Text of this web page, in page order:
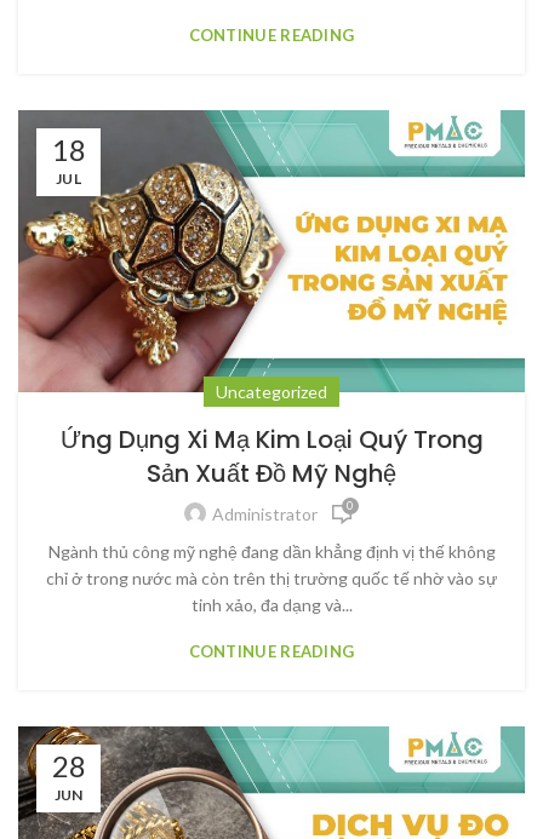
CONTINUE READING
18
JUL
Uncategorized
Ứng Dụng Xi Mạ Kim Loại Quý Trong
Sản Xuất Đồ Mỹ Nghệ
Administrator 0
Ngành thủ công mỹ nghệ đang dần khẳng định vị thế không
chỉ ở trong nước mà còn trên thị trường quốc tế nhờ vào sự
tinh xảo, đa dạng và...
CONTINUE READING
28
JUN